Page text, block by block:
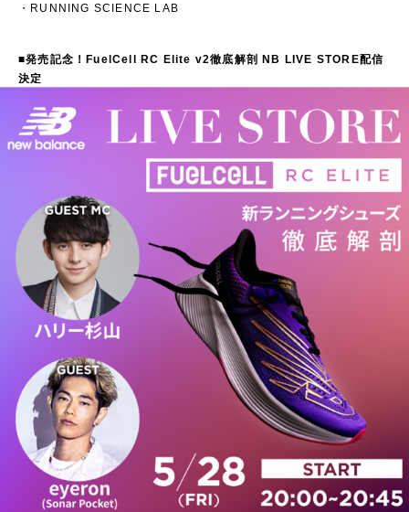
・RUNNING SCIENCE LAB
■発売記念！FuelCell RC Elite v2徹底解剖 NB LIVE STORE配信
決定